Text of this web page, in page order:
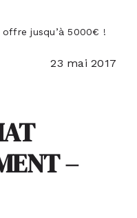
offre jusqu’à 5000€ !
23 mai 2017
–